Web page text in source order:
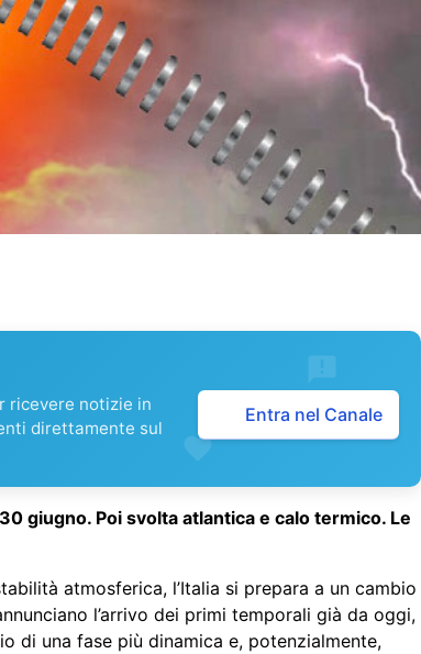
ricevere notizie in
direttamente sul
Entra nel Canale
giugno. Poi svolta atlantica e calo termico. Le
atmosferica, l’Italia si prepara a un cambio
l’arrivo dei primi temporali già da oggi,
di una fase più dinamica e, potenzialmente,